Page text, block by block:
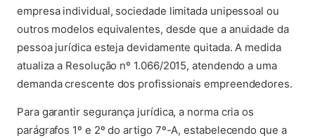
empresa individual, sociedade limitada unipessoal ou
outros modelos equivalentes, desde que a anuidade da
pessoa jurídica esteja devidamente quitada. A medida
atualiza a Resolução nº 1.066/2015, atendendo a uma
demanda crescente dos profissionais empreendedores.
Para garantir segurança jurídica, a norma cria os
parágrafos 1º e 2º do artigo 7º-A, estabelecendo que a